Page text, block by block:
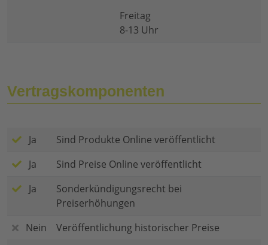
Freitag
8-13 Uhr
Vertragskomponenten
Ja
Sind Produkte Online veröffentlicht
Ja
Sind Preise Online veröffentlicht
Ja
Sonderkündigungsrecht bei
Preiserhöhungen
Nein
Veröffentlichung historischer Preise